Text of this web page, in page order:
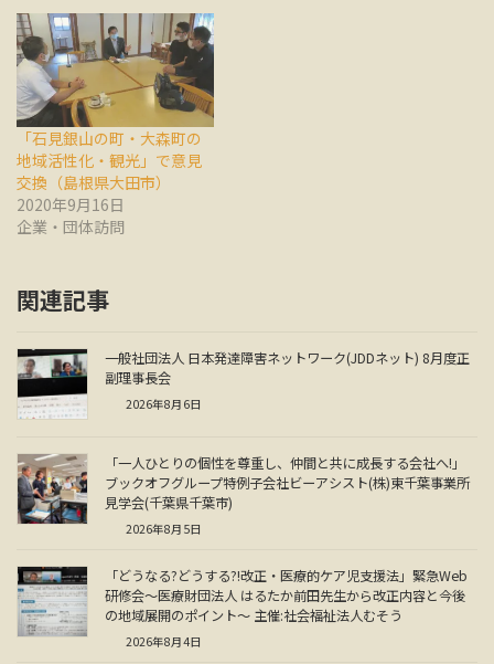
「石見銀山の町・大森町の
地域活性化・観光」で意見
交換（島根県大田市）
2020年9月16日
企業・団体訪問
関連記事
一般社団法人 日本発達障害ネットワーク(JDDネット) 8月度正
副理事長会
2026年8月6日
「一人ひとりの個性を尊重し、仲間と共に成長する会社へ!」
ブックオフグループ特例子会社ビーアシスト(株)東千葉事業所
見学会(千葉県千葉市)
2026年8月5日
「どうなる?どうする?!改正・医療的ケア児支援法」緊急Web
研修会～医療財団法人 はるたか前田先生から改正内容と今後
の地域展開のポイント～ 主催:社会福祉法人むそう
2026年8月4日